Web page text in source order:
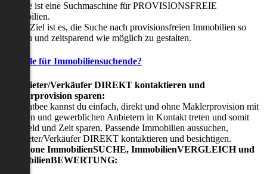
Flatbee ist eine Suchmaschine für PROVISIONSFREIE
Immobilien.
Unser Ziel ist es, die Suche nach provisionsfreien Immobilien so
einfach und zeitsparend wie möglich zu gestalten.
Vorteile für Immobiliensuchende?
Viermieter/Verkäufer DIREKT kontaktieren und
Maklerprovision sparen:
Mit Flatbee kannst du einfach, direkt und ohne Maklerprovision mit
privaten und gewerblichen Anbietern in Kontakt treten und somit
viel Geld und Zeit sparen. Passende Immobilien aussuchen,
Vermieter/Verkäufer DIREKT kontaktieren und besichtigen.
All-in-one ImmobilienSUCHE, ImmobilienVERGLEICH und
ImmobilienBEWERTUNG: